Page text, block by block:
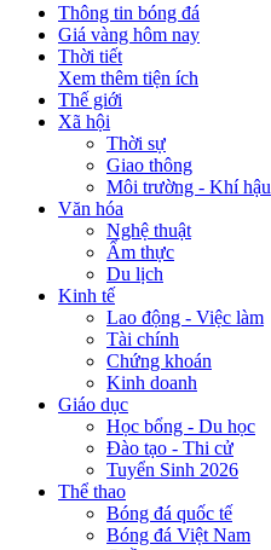
Thông tin bóng đá
Giá vàng hôm nay
Thời tiết
Xem thêm tiện ích
Thế giới
Xã hội
Thời sự
Giao thông
Môi trường - Khí hậu
Văn hóa
Nghệ thuật
Ẩm thực
Du lịch
Kinh tế
Lao động - Việc làm
Tài chính
Chứng khoán
Kinh doanh
Giáo dục
Học bổng - Du học
Đào tạo - Thi cử
Tuyển Sinh 2026
Thể thao
Bóng đá quốc tế
Bóng đá Việt Nam